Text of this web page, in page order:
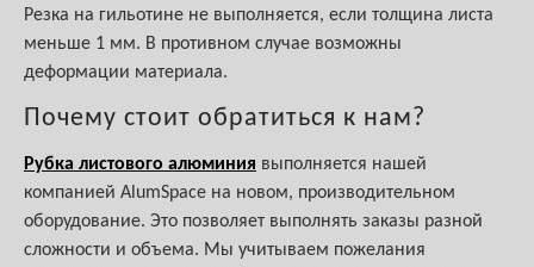
Резка на гильотине не выполняется, если толщина листа
меньше 1 мм. В противном случае возможны
деформации материала.
Почему стоит обратиться к нам?
Рубка листового алюминия выполняется нашей
компанией AlumSpace на новом, производительном
оборудование. Это позволяет выполнять заказы разной
сложности и объема. Мы учитываем пожелания